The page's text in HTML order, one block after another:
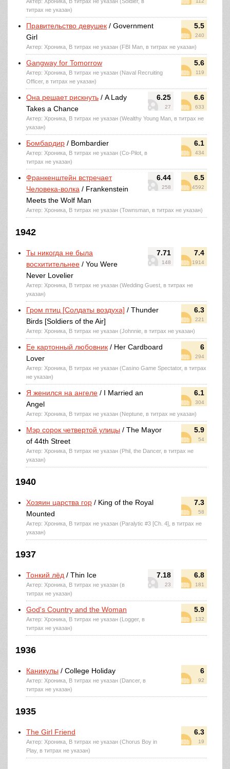
титрах не указан)
5.5
240
Правительство девушек / Government
Girl
Актер: Хроника, В титрах не указан (FBI Man, в титрах не указан)
5.6
119
Gangway for Tomorrow
Актер: Хроника, В титрах не указан (Naval Recruiting
Officer, в титрах не указан)
6.25
27
6.6
633
Она решает рискнуть / A Lady
Takes a Chance
Актер: Хроника, В титрах не указан (Wealthy Young Man, в титрах не
указан)
6.1
434
Бомбардир / Bombardier
Актер: Хроника, В титрах не указан (Co-Pilot, в
титрах не указан)
6.44
258
6.5
4592
Франкенштейн встречает
Человека-волка / Frankenstein
Meets the Wolf Man
Актер: Хроника, В титрах не указан (Townsman, в титрах не указан)
1942
7.71
148
7.4
1914
Ты никогда не была
восхитительнее / You Were
Never Lovelier
Актер: Хроника, В титрах не указан (Wedding Guest, в титрах не
указан)
6.3
221
Гром птиц [Солдаты воздуха] / Thunder
Birds [Soldiers of the Air]
Актер: Хроника, В титрах не указан (Johnnie, в титрах не указан)
6
294
Ее картонный любовник / Her Cardboard
Lover
Актер: Хроника, В титрах не указан (Casino Game Spectator, в титрах
не указан)
6.1
304
Я женился на ангеле / I Married an
Angel
Актер: Хроника, В титрах не указан (Neptune, в титрах не указан)
5.9
54
Мэр сорок четвертой улицы / The Mayor
of 44th Street
Актер: Хроника, В титрах не указан (Phil, the Dancer, в титрах не
указан)
1940
7.3
58
Хозяин царства гор / King of the Royal
Mounted
Актер: Хроника, В титрах не указан (Paralytic #3 [Ch. 4], в титрах не
указан)
1937
7.18
23
6.8
181
Тонкий лёд / Thin Ice
Актер: Хроника, В титрах не указан (в
титрах не указан)
5.9
132
God's Country and the Woman
Актер: Хроника, В титрах не указан (Logger, в
титрах не указан)
1936
6
92
Каникулы / College Holiday
Актер: Хроника, В титрах не указан (Dancer, в
титрах не указан)
1935
6.3
19
The Girl Friend
Актер: Хроника, В титрах не указан (Chorus Boy in
Play, в титрах не указан)